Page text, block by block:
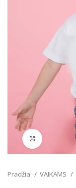
Pradžia VAIKAMS